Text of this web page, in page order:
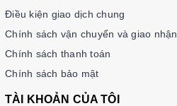
Điều kiện giao dịch chung
Chính sách vận chuyển và giao nhận
Chính sách thanh toán
Chính sách bảo mật
TÀI KHOẢN CỦA TÔI